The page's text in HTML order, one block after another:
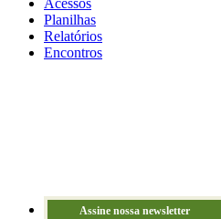
Acessos
Planilhas
Relatórios
Encontros
Assine nossa newsletter